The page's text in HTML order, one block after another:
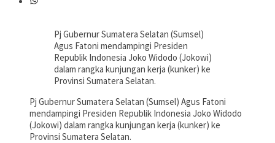
Pj Gubernur Sumatera Selatan (Sumsel)
Agus Fatoni mendampingi Presiden
Republik Indonesia Joko Widodo (Jokowi)
dalam rangka kunjungan kerja (kunker) ke
Provinsi Sumatera Selatan.
Pj Gubernur Sumatera Selatan (Sumsel) Agus Fatoni
mendampingi Presiden Republik Indonesia Joko Widodo
(Jokowi) dalam rangka kunjungan kerja (kunker) ke
Provinsi Sumatera Selatan.